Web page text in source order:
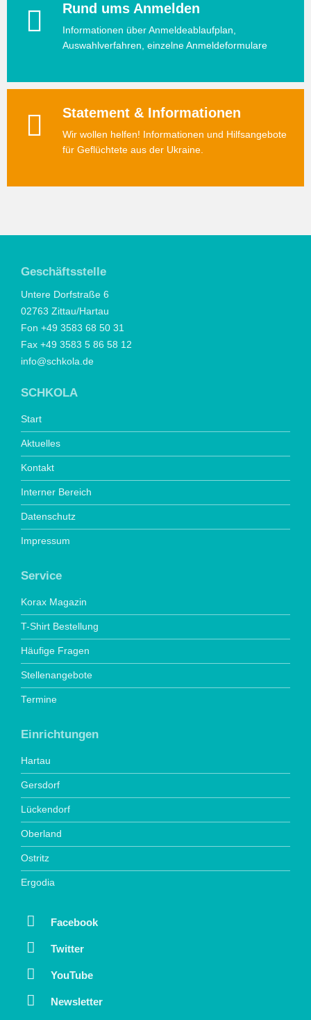
Rund ums Anmelden
Informationen über Anmeldeablaufplan,
Auswahlverfahren, einzelne Anmeldeformulare
Statement & Informationen
Wir wollen helfen! Informationen und Hilfsangebote
für Geflüchtete aus der Ukraine.
Geschäftsstelle
Untere Dorfstraße 6
02763 Zittau/Hartau
Fon +49 3583 68 50 31
Fax +49 3583 5 86 58 12
info@schkola.de
SCHKOLA
Start
Aktuelles
Kontakt
Interner Bereich
Datenschutz
Impressum
Service
Korax Magazin
T-Shirt Bestellung
Häufige Fragen
Stellenangebote
Termine
Einrichtungen
Hartau
Gersdorf
Lückendorf
Oberland
Ostritz
Ergodia
Facebook
Twitter
YouTube
Newsletter